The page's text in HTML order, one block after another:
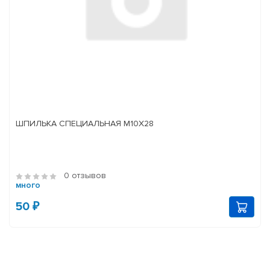
ШПИЛЬКА СПЕЦИАЛЬНАЯ М10Х28
0 отзывов
много
50 ₽